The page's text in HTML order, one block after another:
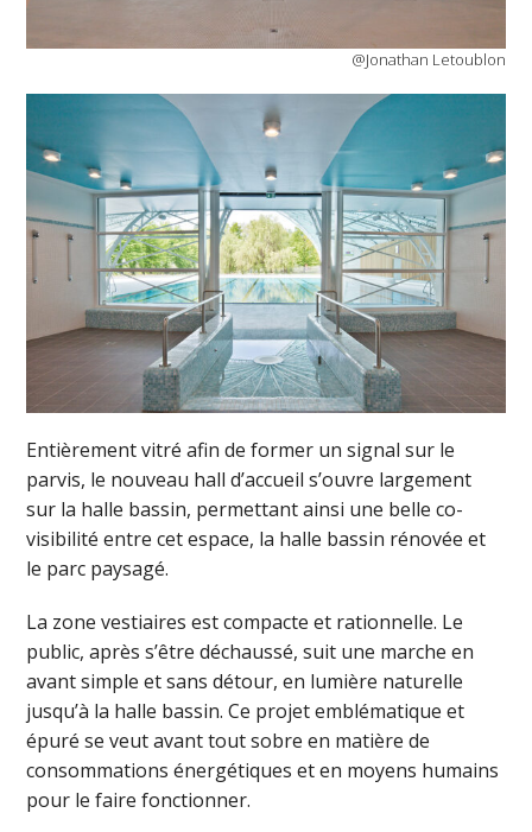
@Jonathan Letoublon
Entièrement vitré afin de former un signal sur le
parvis, le nouveau hall d’accueil s’ouvre largement
sur la halle bassin, permettant ainsi une belle co-
visibilité entre cet espace, la halle bassin rénovée et
le parc paysagé.
La zone vestiaires est compacte et rationnelle. Le
public, après s’être déchaussé, suit une marche en
avant simple et sans détour, en lumière naturelle
jusqu’à la halle bassin. Ce projet emblématique et
épuré se veut avant tout sobre en matière de
consommations énergétiques et en moyens humains
pour le faire fonctionner.